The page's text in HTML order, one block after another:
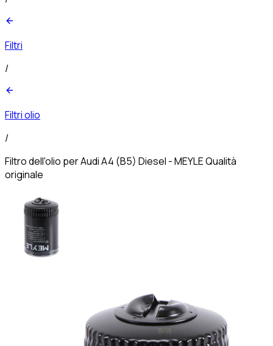
Filtri
/
Filtri olio
/
Filtro dell'olio per Audi A4 (B5) Diesel - MEYLE Qualità
originale